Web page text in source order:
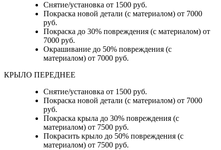
Снятие/установка от 1500 руб.
Покраска новой детали (с материалом) от 7000
руб.
Покраска до 30% повреждения (с материалом) от
7000 руб.
Окрашивание до 50% повреждения (с
материалом) от 7000 руб.
КРЫЛО ПЕРЕДНЕЕ
Снятие/установка от 1500 руб.
Покраска новой детали (с материалом) от 7000
руб.
Покраска крыла до 30% повреждения (с
материалом) от 7500 руб.
Покрасить крыло до 50% повреждения (с
материалом) от 7500 руб.